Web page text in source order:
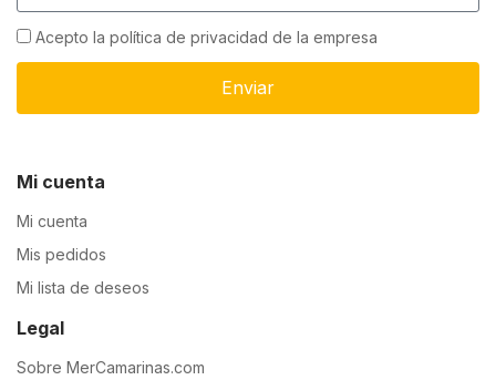
Acepto la política de privacidad de la empresa
Enviar
Mi cuenta
Mi cuenta
Mis pedidos
Mi lista de deseos
Legal
Sobre MerCamarinas.com